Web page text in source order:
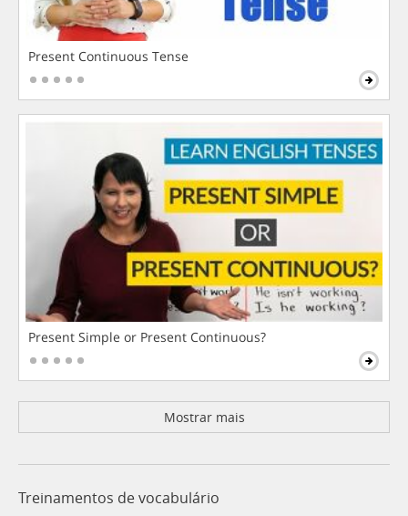
Present Continuous Tense
Present Simple or Present Continuous?
Mostrar mais
Treinamentos de vocabulário